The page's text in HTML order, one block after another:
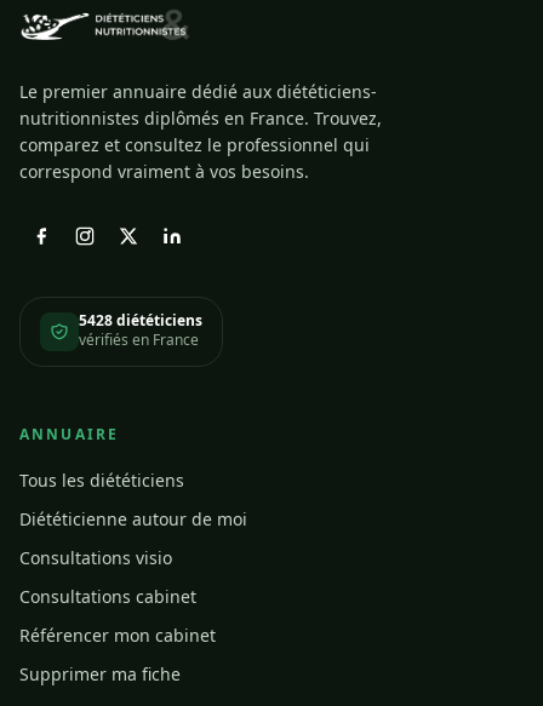
Le premier annuaire dédié aux diététiciens-
nutritionnistes diplômés en France. Trouvez,
comparez et consultez le professionnel qui
correspond vraiment à vos besoins.
5428 diététiciens
vérifiés en France
ANNUAIRE
Tous les diététiciens
Diététicienne autour de moi
Consultations visio
Consultations cabinet
Référencer mon cabinet
Supprimer ma fiche